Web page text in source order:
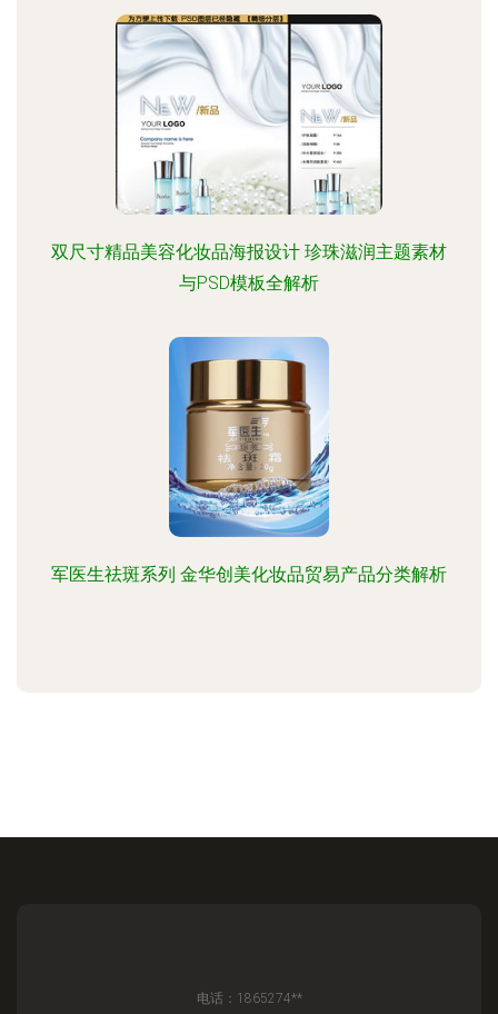
双尺寸精品美容化妆品海报设计 珍珠滋润主题素材
与PSD模板全解析
军医生祛斑系列 金华创美化妆品贸易产品分类解析
电话：1865274**